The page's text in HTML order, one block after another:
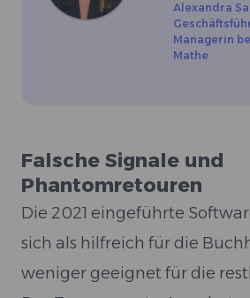
Alexandra
Managerin
Mathe
Falsche Signale und
Phantomretouren
Die 2021 eingeführte
sich als hilfreich für die
weniger geeignet für die